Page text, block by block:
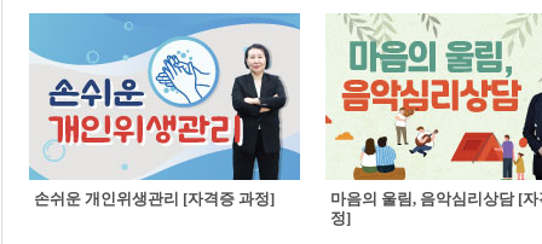
손쉬운 개인위생관리 [자격증 과정]
마음의 울림, 음악심리상담 [
정]